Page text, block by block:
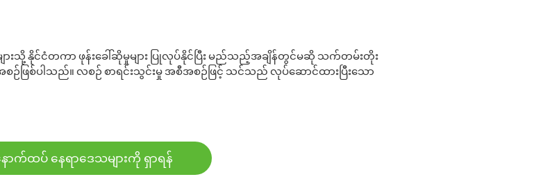
ျားသို့ နိုင်ငံတကာ ဖုန်းခေါ်ဆိုမှုများ ပြုလုပ်နိုင်ပြီး မည်သည့်အချိန်တွင်မဆို သက်တမ်းတိုး
ြစ်ပါသည်။ လစဉ် စာရင်းသွင်းမှု အစီအစဉ်ဖြင့် သင်သည် လုပ်ဆောင်ထားပြီးသော
ာက်ထပ် နေရာဒေသများကို ရှာရန်